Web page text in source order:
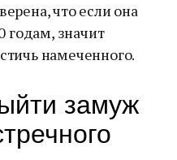
что если она
годам, значит
намеченного.
замуж